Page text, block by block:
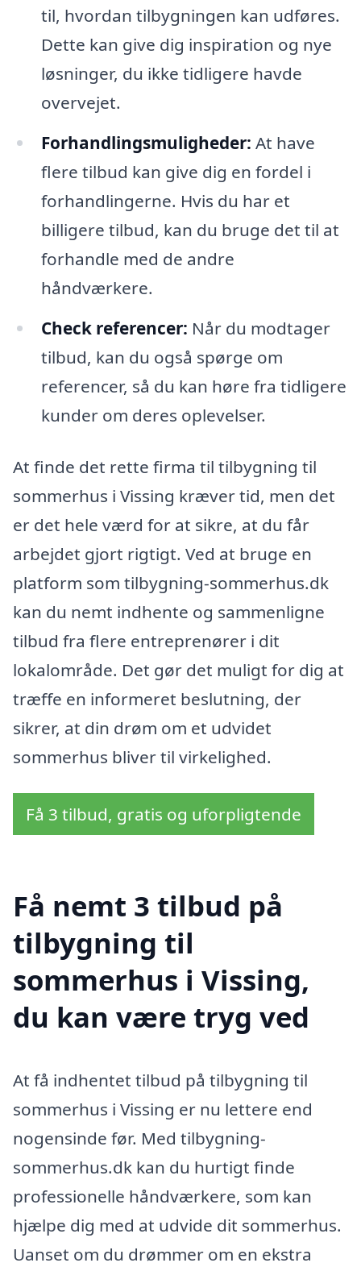
til, hvordan tilbygningen kan udføres.
Dette kan give dig inspiration og nye
løsninger, du ikke tidligere havde
overvejet.
Forhandlingsmuligheder: At have
flere tilbud kan give dig en fordel i
forhandlingerne. Hvis du har et
billigere tilbud, kan du bruge det til at
forhandle med de andre
håndværkere.
Check referencer: Når du modtager
tilbud, kan du også spørge om
referencer, så du kan høre fra tidligere
kunder om deres oplevelser.
At finde det rette firma til tilbygning til
sommerhus i Vissing kræver tid, men det
er det hele værd for at sikre, at du får
arbejdet gjort rigtigt. Ved at bruge en
platform som tilbygning-sommerhus.dk
kan du nemt indhente og sammenligne
tilbud fra flere entreprenører i dit
lokalområde. Det gør det muligt for dig at
træffe en informeret beslutning, der
sikrer, at din drøm om et udvidet
sommerhus bliver til virkelighed.
Få 3 tilbud, gratis og uforpligtende
Få nemt 3 tilbud på
tilbygning til
sommerhus i Vissing,
du kan være tryg ved
At få indhentet tilbud på tilbygning til
sommerhus i Vissing er nu lettere end
nogensinde før. Med tilbygning-
sommerhus.dk kan du hurtigt finde
professionelle håndværkere, som kan
hjælpe dig med at udvide dit sommerhus.
Uanset om du drømmer om en ekstra